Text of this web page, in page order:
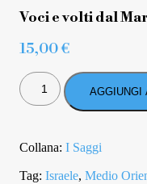
Voci e volti dal
15,00€
FIORIRÀ
IL
DESERTO
AGGIUNGI
Collana: I Saggi
Tag: Israele, Medio